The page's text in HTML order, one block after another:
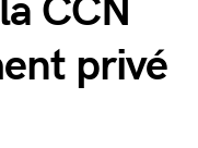
CCN
privé